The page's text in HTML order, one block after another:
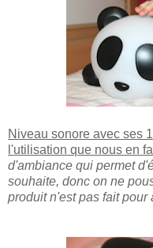
Niveau sonore avec ses
l'utilisation que nous en
d'ambiance qui permet
souhaite, donc on ne
produit n'est pas fait pour